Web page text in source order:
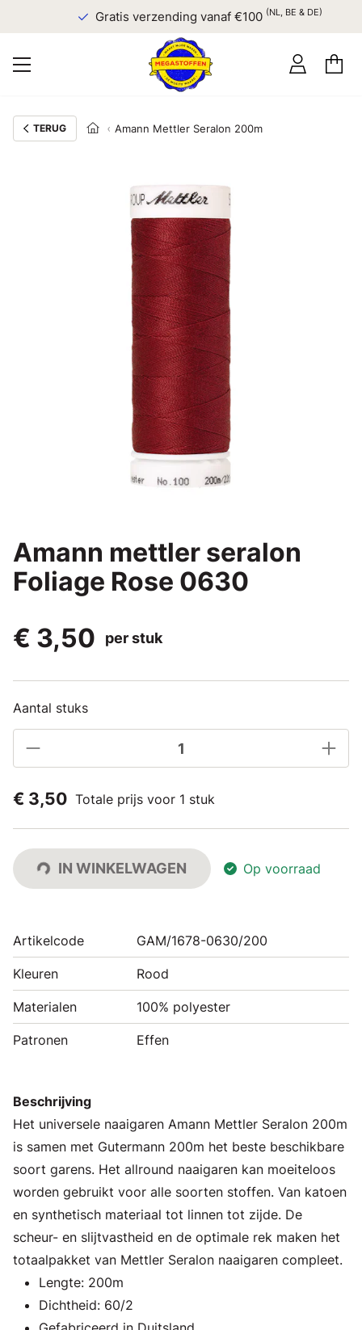
Gratis verzending vanaf €100(NL, BE & DE)
TERUG Amann Mettler Seralon 200m
Amann mettler seralon
Foliage Rose 0630
€ 3,50
per stuk
Aantal stuks
€ 3,50 Totale prijs voor 1 stuk
IN WINKELWAGEN Op voorraad
Artikelcode GAM/1678-0630/200
Kleuren Rood
Materialen 100% polyester
Patronen Effen
Beschrijving
Het universele naaigaren Amann Mettler Seralon 200m
is samen met Gutermann 200m het beste beschikbare
soort garens. Het allround naaigaren kan moeiteloos
worden gebruikt voor alle soorten stoffen. Van katoen
en synthetisch materiaal tot linnen tot zijde. De
scheur- en slijtvastheid en de optimale rek maken het
totaalpakket van Mettler Seralon naaigaren compleet.
Lengte: 200m
Dichtheid: 60/2